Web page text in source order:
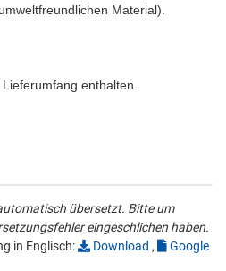
Material).
enthalten.
übersetzt. Bitte um
eingeschlichen haben.
in Englisch:
Download ,
Google